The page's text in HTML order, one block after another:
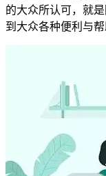
的大众所认可，就
到大众各种便利与